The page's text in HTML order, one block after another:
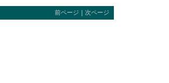
前ページ 次ページ